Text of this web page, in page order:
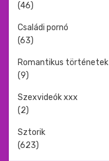
(46)
Családi pornó
(63)
Romantikus történetek
(9)
Szexvideók xxx
(2)
Sztorik
(623)